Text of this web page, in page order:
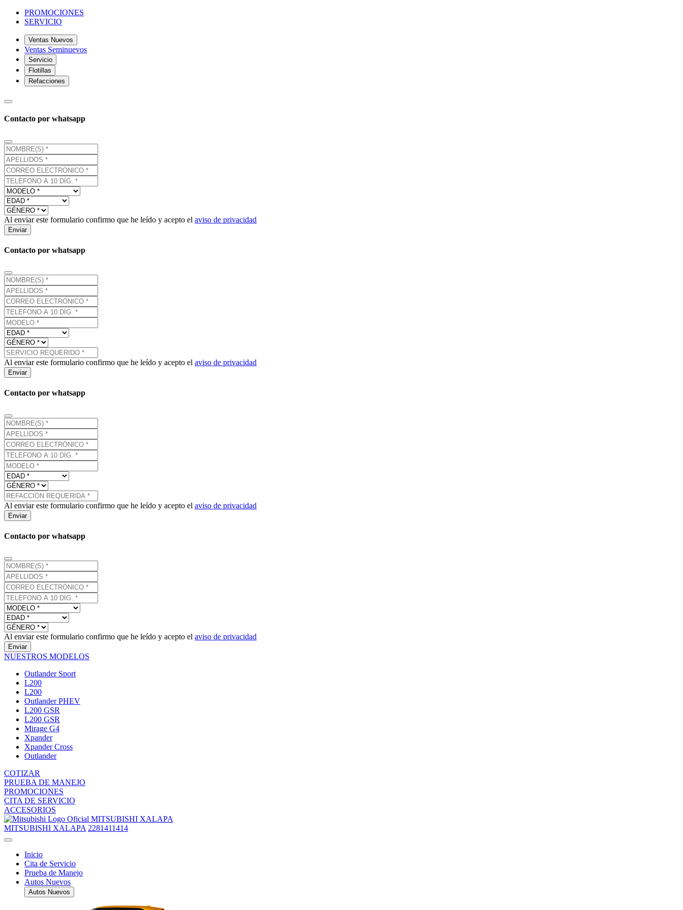
PROMOCIONES
SERVICIO
Ventas Nuevos
Ventas Seminuevos
Servicio
Flotillas
Refacciones
Contacto por whatsapp
Al enviar este formulario confirmo que he leído y acepto el aviso de privacidad
Enviar
Contacto por whatsapp
Al enviar este formulario confirmo que he leído y acepto el aviso de privacidad
Enviar
Contacto por whatsapp
Al enviar este formulario confirmo que he leído y acepto el aviso de privacidad
Enviar
Contacto por whatsapp
Al enviar este formulario confirmo que he leído y acepto el aviso de privacidad
Enviar
NUESTROS MODELOS
Outlander Sport
L200
L200
Outlander PHEV
L200 GSR
L200 GSR
Mirage G4
Xpander
Xpander Cross
Outlander
COTIZAR
PRUEBA DE MANEJO
PROMOCIONES
CITA DE SERVICIO
ACCESORIOS
MITSUBISHI XALAPA
MITSUBISHI XALAPA 2281411414
Inicio
Cita de Servicio
Prueba de Manejo
Autos Nuevos
Autos Nuevos